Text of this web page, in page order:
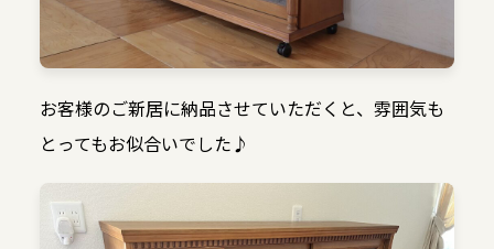
お客様のご新居に納品させていただくと、雰囲気も
とってもお似合いでした♪